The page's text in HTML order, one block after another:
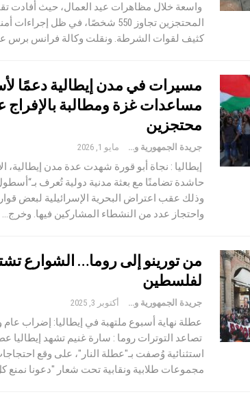
واسعة خلال مظاهرات عيد العمال، حيث أفادت
المحتجزين تجاوز 550 شخصًا، في ظل
كثيف لقوات الشرطة. ونقلت وكالة فرانس برس
مسيرات في مدن إيطالية دعمًا
مساعدات غزة ومطالبة
محتجزين
جريدة الجمهورية والعالم مايو 1, 2026
إيطاليا : نجاة أبو قورة شهدت عدة مدن إيطالية،
حاشدة تضامنًا مع بعثة مدنية دولية تُعرف
وذلك عقب اعتراض البحرية الإسرائيلية لبعض
واحتجاز عدد من النشطاء المشاركين فيها. وخرج…
من تورينو إلى روما… الشوارع
لفلسطين
جريدة الجمهورية والعالم أكتوبر 3, 2025
عطلة نهاية أسبوع ملتهبة في إيطاليا: إضراب
تصاعد التوترات روما : سارة غنيم تشهد إيطاليا
استثنائية وُصفت بـ"عطلة النار"، على وقع
مجموعات طلابية ونقابية تحت شعار "دعونا نمنع